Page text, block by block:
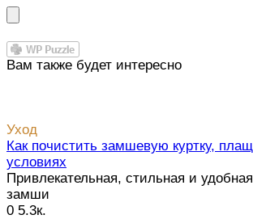
Вам также будет интересно
Уход
Как почистить замшевую куртку,
условиях
Привлекательная, стильная и
замши
0 5.3к.